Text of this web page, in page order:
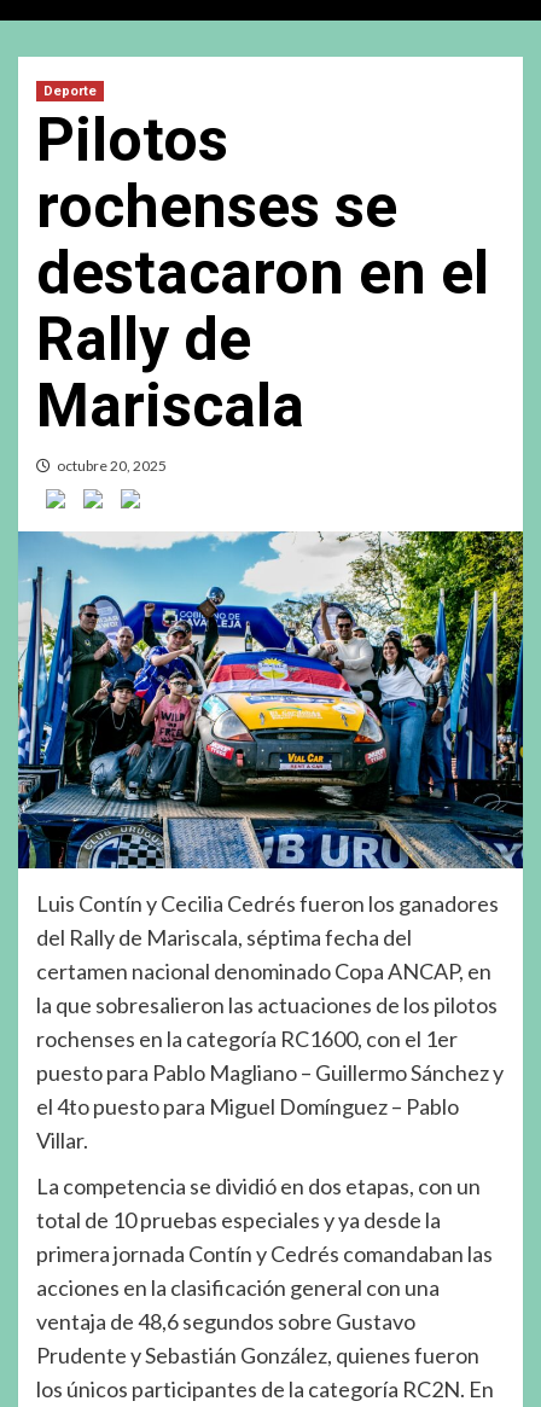
Deporte
Pilotos
rochenses se
destacaron en el
Rally de
Mariscala
octubre 20, 2025
Luis Contín y Cecilia Cedrés fueron los ganadores
del Rally de Mariscala, séptima fecha del
certamen nacional denominado Copa ANCAP, en
la que sobresalieron las actuaciones de los pilotos
rochenses en la categoría RC1600, con el 1er
puesto para Pablo Magliano – Guillermo Sánchez y
el 4to puesto para Miguel Domínguez – Pablo
Villar.
La competencia se dividió en dos etapas, con un
total de 10 pruebas especiales y ya desde la
primera jornada Contín y Cedrés comandaban las
acciones en la clasificación general con una
ventaja de 48,6 segundos sobre Gustavo
Prudente y Sebastián González, quienes fueron
los únicos participantes de la categoría RC2N. En